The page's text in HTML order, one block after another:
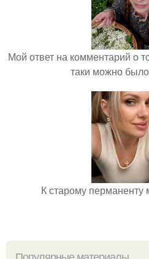
Мой ответ на комментарий о
таки можно
К старому перманенту